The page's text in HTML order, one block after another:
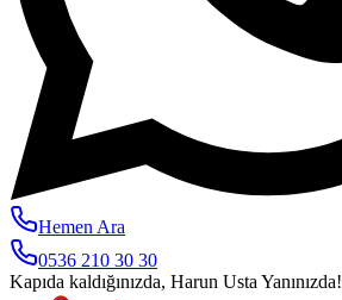
Hemen Ara
0536 210 30 30
Kapıda kaldığınızda, Harun Usta Yanınızda!